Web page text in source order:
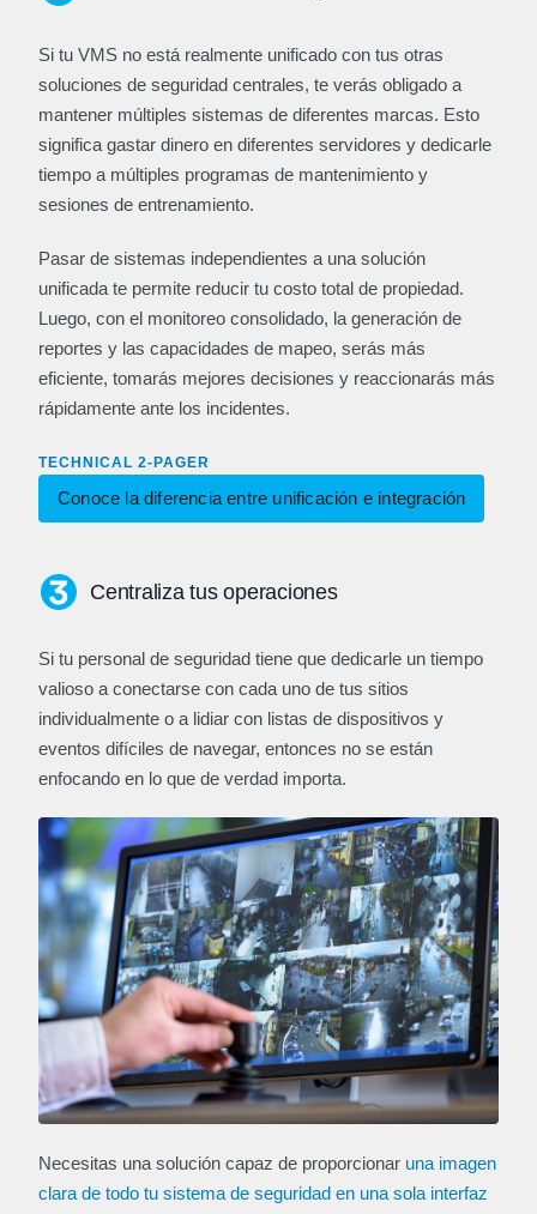
Si tu VMS no está realmente unificado con tus otras
soluciones de seguridad centrales, te verás obligado a
mantener múltiples sistemas de diferentes marcas. Esto
significa gastar dinero en diferentes servidores y dedicarle
tiempo a múltiples programas de mantenimiento y
sesiones de entrenamiento.
Pasar de sistemas independientes a una solución
unificada te permite reducir tu costo total de propiedad.
Luego, con el monitoreo consolidado, la generación de
reportes y las capacidades de mapeo, serás más
eficiente, tomarás mejores decisiones y reaccionarás más
rápidamente ante los incidentes.
TECHNICAL 2-PAGER
Conoce la diferencia entre unificación e integración
Centraliza tus operaciones
Si tu personal de seguridad tiene que dedicarle un tiempo
valioso a conectarse con cada uno de tus sitios
individualmente o a lidiar con listas de dispositivos y
eventos difíciles de navegar, entonces no se están
enfocando en lo que de verdad importa.
Necesitas una solución capaz de proporcionar una imagen
clara de todo tu sistema de seguridad en una sola interfaz